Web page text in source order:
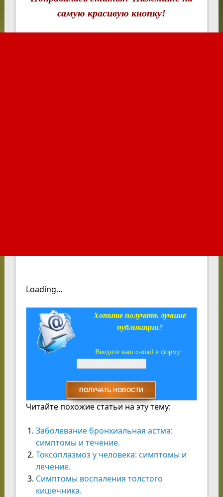
самую красивую кнопку!
Loading…
Хотите получать лучшие
публикации?
Введите ваш e-mail в форму:
Читайте похожие статьи на эту тему:
Заболевание бронхиальная астма:
симптомы и течение.
Токсоплазмоз у человека: симптомы и
лечение.
Симптомы воспаления толстого
кишечника.